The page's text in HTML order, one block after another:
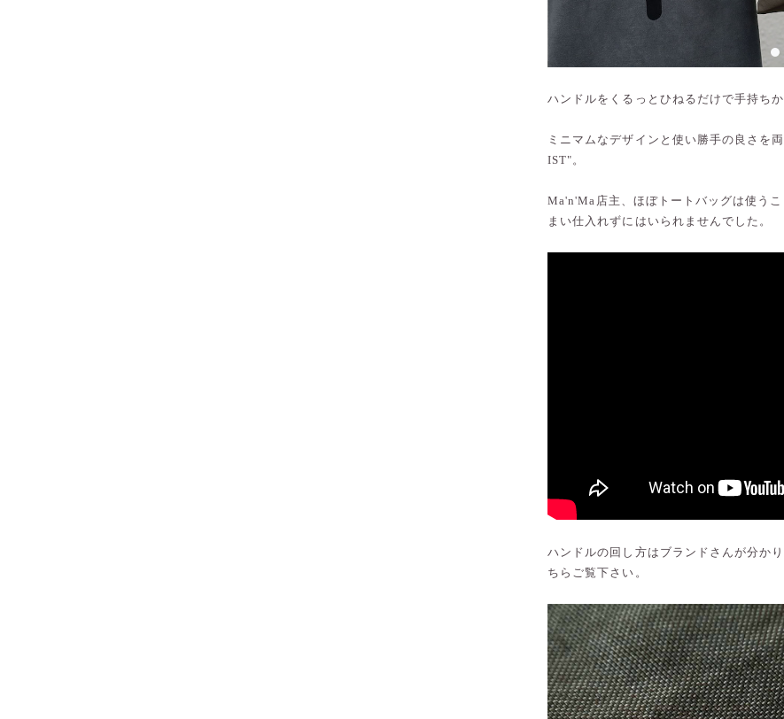
ハンドルをくるっとひねるだけで手持ちか
ミニマムなデザインと使い勝手の良さを
IST"。
Ma'n'Ma店主、ほぼトートバッグは使う
まい仕入れずにはいられませんでした。
ハンドルの回し方はブランドさんが分か
ちらご覧下さい。